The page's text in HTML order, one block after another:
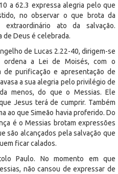
a 62.3 expressa alegria pelo que
no observar o que brota da
ato da salvação.
de Deus é celebrada.
de Lucas 2.22-40, dirigem-se
ordena a Lei de Moisés, com o
purificação e apresentação de
a sua alegria pelo privilégio de
menos, do que o Messias. Ele
Jesus terá de cumprir. Também
ao que Simeão havia proferido. Do
é o Messias brotam expressões
são alcançados pela salvação que
ficar calados.
Paulo. No momento em que
não cansou de expressar de